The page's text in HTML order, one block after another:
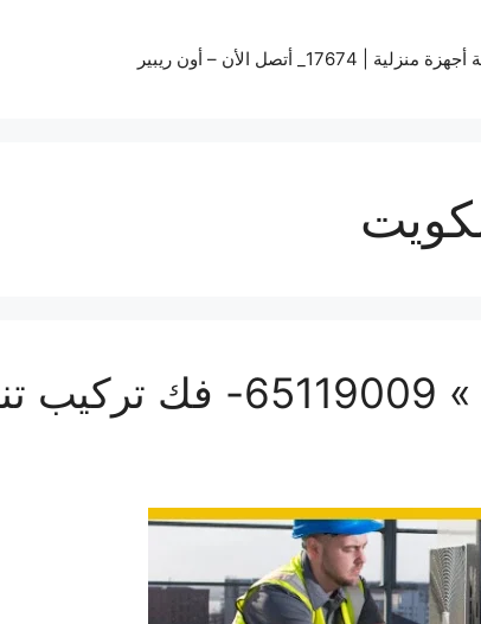
| 17674_ أتصل الأن – أون ريبير
فني صيانة تكييف الكويت